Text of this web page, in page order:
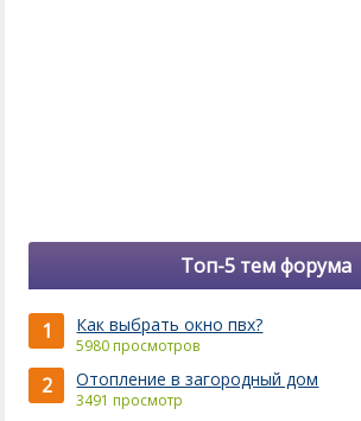
Топ-5 тем форума
1 Как выбрать окно пвх?
5980 просмотров
2 Отопление в загородный дом
3491 просмотр